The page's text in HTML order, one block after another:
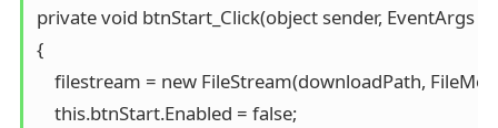
private void btnStart_Click(object sender, EventArgs e)
{
filestream = new FileStream(downloadPath,
    this.btnStart.Enabled = false;